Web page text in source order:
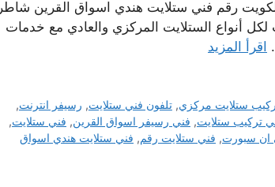
رقم فني ستلايت هندي اسواق القرين شاطر
لكل أنواع الستلايت المركزي والعادي مع خدمات
اقرأ المزيد
ستلايت مركزي,تلفون فني ستلايت, رسيفر انترنت,
تركيب ستلايت, فني رسيفر اسواق القرين, فني ستلايت,
ان سبورت, فني ستلايت رقم, فني ستلايت هندي اسواق